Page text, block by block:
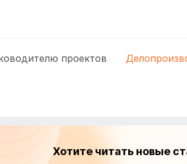
проектов
Хотите читать новые